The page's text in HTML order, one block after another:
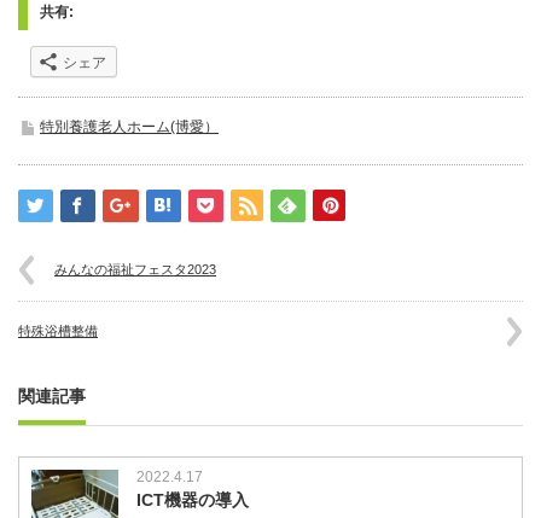
共有:
シェア
特別養護老人ホーム(博愛）
みんなの福祉フェスタ2023
特殊浴槽整備
関連記事
2022.4.17
ICT機器の導入